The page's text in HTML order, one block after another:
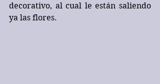
decorativo, al cual le están saliendo
ya las flores.